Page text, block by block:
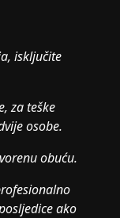
isključite
za teške
osobe.
obuću.
ako